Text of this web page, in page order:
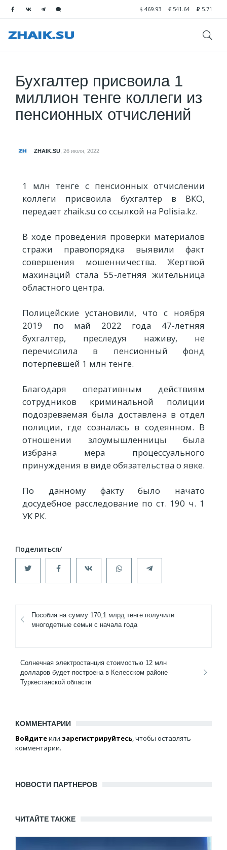
$ 469.93 € 541.64 ₽ 5.71
Бухгалтер присвоила 1
миллион тенге коллеги из
пенсионных отчислений
ZHAIK.SU 26 июля, 2022
1 млн тенге с пенсионных отчислении
коллеги присвоила бухгалтер в ВКО,
передает zhaik.su со ссылкой на Polisia.kz.
В ходе проведения проверки материалов
стражи правопорядка выявили факт
совершения мошенничества. Жертвой
махинаций стала 55-летняя жительница
областного центра.
Полицейские установили, что с ноября
2019 по май 2022 года 47-летняя
бухгалтер, преследуя наживу, не
перечислила в пенсионный фонд
потерпевшей 1 млн тенге.
Благодаря оперативным действиям
сотрудников криминальной полиции
подозреваемая была доставлена в отдел
полиции, где созналась в содеянном. В
отношении злоумышленницы была
избрана мера процессуального
принуждения в виде обязательства о явке.
По данному факту было начато
досудебное расследование по ст. 190 ч. 1
УК РК.
Пособия на сумму 170,1 млрд тенге получили
многодетные семьи с начала года
Солнечная электростанция стоимостью 12 млн
долларов будет построена в Келесском районе
Туркестанской области
КОММЕНТАРИИ
Войдитеили зарегистрируйтесь, чтобы оставлять
комментарии.
НОВОСТИ ПАРТНЕРОВ
ЧИТАЙТЕ ТАКЖЕ